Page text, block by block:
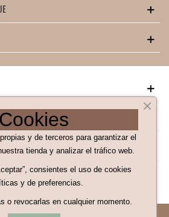
¡Hola! Soy Bea 👋
tu asistente de compra ¿En
SOCIALES
Cookies
y de terceros para garantizar el
tienda y analizar el tráfico web.
consientes el uso de cookies
y de preferencias.
o revocarlas en cualquier momento.